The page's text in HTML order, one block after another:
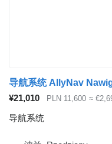
导航系统 AllyNav
¥21,010
PLN 11,600 ≈
导航系统